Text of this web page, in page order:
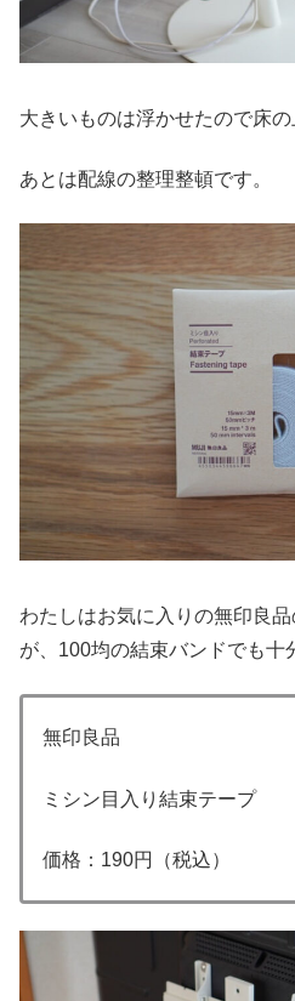
大きいものは浮かせたので床の
あとは配線の整理整頓です。
わたしはお気に入りの無印良
が、100均の結束バンドでも十
無印良品
ミシン目入り結束テープ
価格：190円（税込）